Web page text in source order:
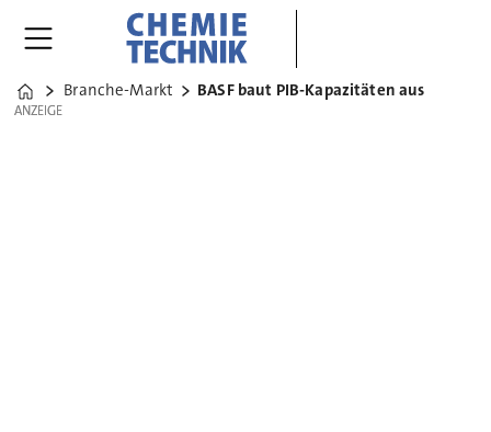
Home
Branche-Markt BASF baut PIB-Kapazitäten aus
ANZEIGE
ANZEIGE